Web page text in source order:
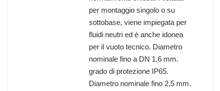
per montaggio singolo o su
sottobase, viene impiegata per
fluidi neutri ed è anche idonea
per il vuoto tecnico. Diametro
nominale fino a DN 1,6 mm.
grado di protezione IP65.
Diametro nominale fino 2,5 mm.